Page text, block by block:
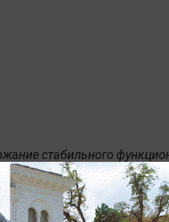
стабильного
на возникающие